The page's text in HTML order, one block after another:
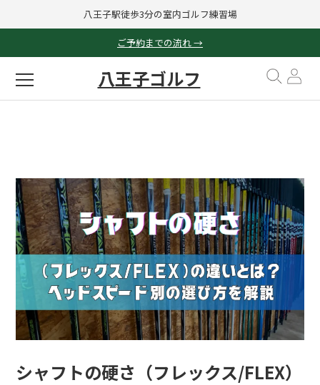
八王子駅徒歩3分の室内ゴルフ練習場
ご予約までの流れ →
八王子ゴルフ
シャフトの硬さ（フレックス/FLEX）